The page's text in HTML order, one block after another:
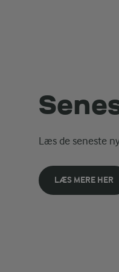
Læs de seneste
LÆS MERE HER